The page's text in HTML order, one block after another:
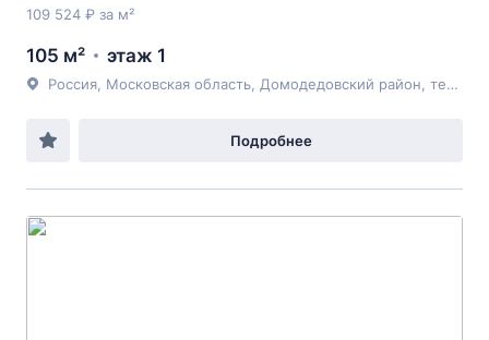
109 524 ₽ за м²
105 м² этаж 1
Россия, Московская область, Домодедовский район, территория КП Ильинская слобода тер., 623
Подробнее